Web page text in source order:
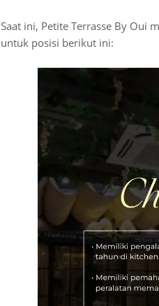
Saat ini, Petite Terrasse By Oui
untuk posisi berikut ini: